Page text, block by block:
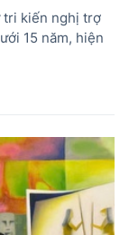
tri kiến nghị trợ
15 năm, hiện